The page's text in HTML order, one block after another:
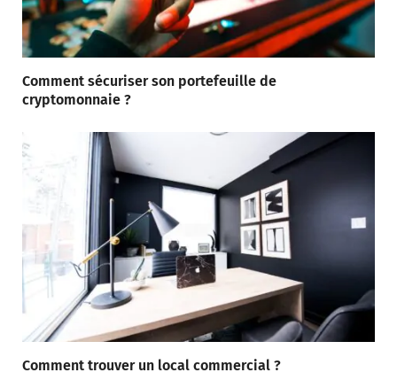
Comment sécuriser son portefeuille de
cryptomonnaie ?
Comment trouver un local commercial ?